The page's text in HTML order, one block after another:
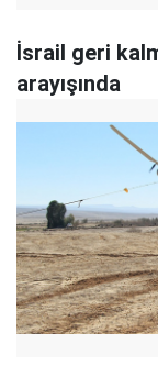
İsrail geri
arayışında